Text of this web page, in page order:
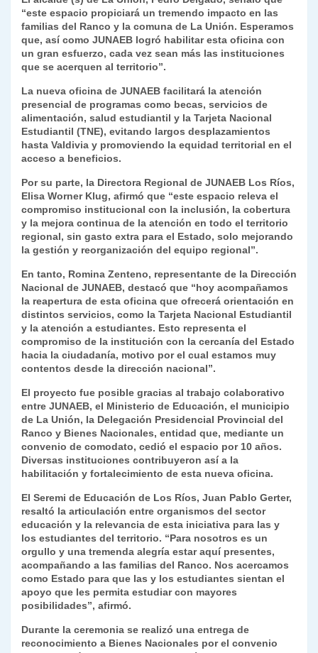
“este espacio propiciará un tremendo impacto en las
familias del Ranco y la comuna de La Unión. Esperamos
que, así como JUNAEB logró habilitar esta oficina con
un gran esfuerzo, cada vez sean más las instituciones
que se acerquen al territorio”.
La nueva oficina de JUNAEB facilitará la atención
presencial de programas como becas, servicios de
alimentación, salud estudiantil y la Tarjeta Nacional
Estudiantil (TNE), evitando largos desplazamientos
hasta Valdivia y promoviendo la equidad territorial en el
acceso a beneficios.
Por su parte, la Directora Regional de JUNAEB Los Ríos,
Elisa Worner Klug, afirmó que “este espacio releva el
compromiso institucional con la inclusión, la cobertura
y la mejora continua de la atención en todo el territorio
regional, sin gasto extra para el Estado, solo mejorando
la gestión y reorganización del equipo regional”.
En tanto, Romina Zenteno, representante de la Dirección
Nacional de JUNAEB, destacó que “hoy acompañamos
la reapertura de esta oficina que ofrecerá orientación en
distintos servicios, como la Tarjeta Nacional Estudiantil
y la atención a estudiantes. Esto representa el
compromiso de la institución con la cercanía del Estado
hacia la ciudadanía, motivo por el cual estamos muy
contentos desde la dirección nacional”.
El proyecto fue posible gracias al trabajo colaborativo
entre JUNAEB, el Ministerio de Educación, el municipio
de La Unión, la Delegación Presidencial Provincial del
Ranco y Bienes Nacionales, entidad que, mediante un
convenio de comodato, cedió el espacio por 10 años.
Diversas instituciones contribuyeron así a la
habilitación y fortalecimiento de esta nueva oficina.
El Seremi de Educación de Los Ríos, Juan Pablo Gerter,
resaltó la articulación entre organismos del sector
educación y la relevancia de esta iniciativa para las y
los estudiantes del territorio. “Para nosotros es un
orgullo y una tremenda alegría estar aquí presentes,
acompañando a las familias del Ranco. Nos acercamos
como Estado para que las y los estudiantes sientan el
apoyo que les permita estudiar con mayores
posibilidades”, afirmó.
Durante la ceremonia se realizó una entrega de
reconocimiento a Bienes Nacionales por el convenio